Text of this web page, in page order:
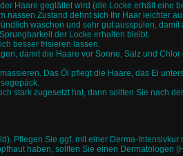
Haare geglättet wird (die Locke erhält
nassen Zustand dehnt sich Ihr Haar leichter
waschen und sehr gut ausspülen,
der Locke erhalten bleibt.
besser frisieren lassen.
damit die Haare vor Sonne, Salz und Chlor
Das Öl pflegt die Haare, das Ei
stark zugesetzt hat, dann sollten Sie nach
Pflegen Sie ggf. mit einer Derma-
haben, sollten Sie einen Dermatologen